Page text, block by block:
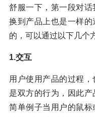
舒服一下，第一段对
换到产品上也是一样
的，可以通过以下几个
1.交互
用户使用产品的过程
是双方的行为，因此
简单例子当用户的鼠